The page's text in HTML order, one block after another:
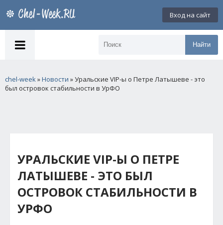
Вход на сайт
Найти
chel-week»Новости » Уральские VIP-ы о Петре Латышеве - это
был островок стабильности в УрФО
УРАЛЬСКИЕ VIP-Ы О ПЕТРЕ
ЛАТЫШЕВЕ - ЭТО БЫЛ
ОСТРОВОК СТАБИЛЬНОСТИ В
УРФО